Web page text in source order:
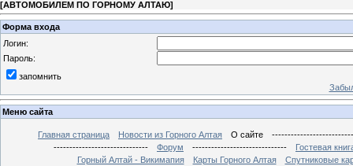
[АВТОМОБИЛЕМ ПО ГОРНОМУ АЛТАЮ]
Форма входа
Логин:
Пароль:
запомнить
Меню сайта
Главная страница Новости из Горного Алтая О сайте
------------------------------
Форум ------------------------------
Гостевая
Горный Алтай - Викимапия
Карты Горного Алтая Спутниковые